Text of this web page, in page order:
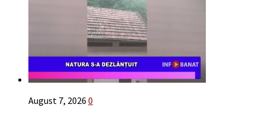
August 7, 2026 0